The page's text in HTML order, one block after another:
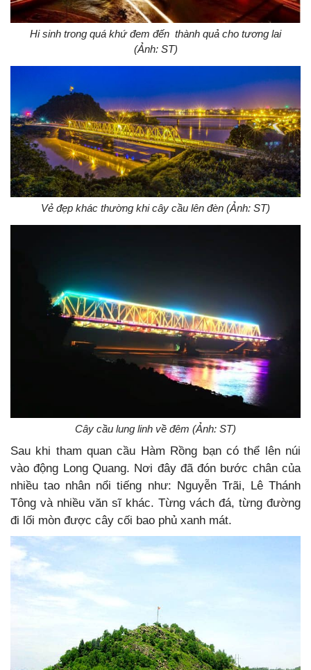
Hi sinh trong quá khứ đem đến thành quả cho tương lai
(Ảnh: ST)
Vẻ đẹp khác thường khi cây cầu lên đèn (Ảnh: ST)
Cây cầu lung linh về đêm (Ảnh: ST)
Sau khi tham quan cầu Hàm Rồng bạn có thể lên núi
vào động Long Quang. Nơi đây đã đón bước chân của
nhiều tao nhân nổi tiếng như: Nguyễn Trãi, Lê Thánh
Tông và nhiều văn sĩ khác. Từng vách đá, từng đường
đi lối mòn được cây cối bao phủ xanh mát.